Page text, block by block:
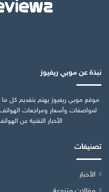
نبذة عن موبي ريفيوز
موقع موبي ريفيوز يهتم بتقديم كل
لمواصفات وأسعار ومراجعات
الأخبار التقنية عن
تصنيفات
الأخبار